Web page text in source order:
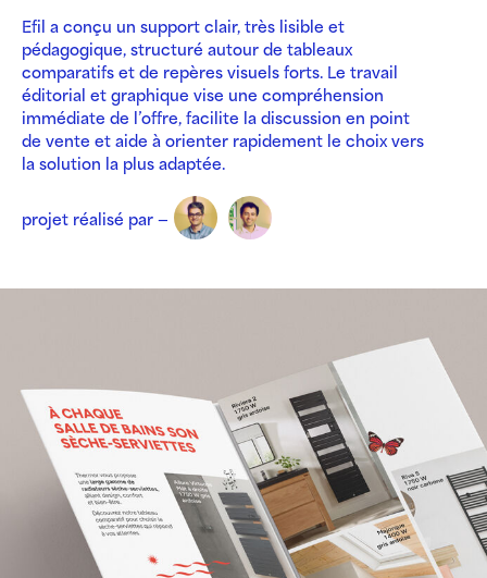
Efil a conçu un support clair, très lisible et
pédagogique, structuré autour de tableaux
comparatifs et de repères visuels forts. Le travail
éditorial et graphique vise une compréhension
immédiate de l’offre, facilite la discussion en point
de vente et aide à orienter rapidement le choix vers
la solution la plus adaptée.
projet réalisé par —